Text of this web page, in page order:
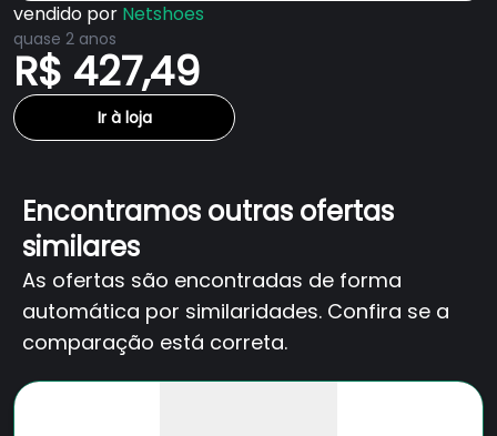
vendido por Netshoes
quase 2 anos
R$ 427,49
Ir à loja
Encontramos outras ofertas
similares
As ofertas são encontradas de forma
automática por similaridades. Confira se a
comparação está correta.